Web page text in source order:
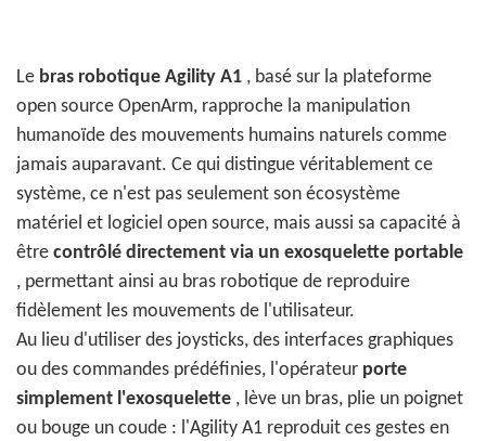
Le bras robotique Agility A1 , basé sur la plateforme
open source OpenArm, rapproche la manipulation
humanoïde des mouvements humains naturels comme
jamais auparavant. Ce qui distingue véritablement ce
système, ce n'est pas seulement son écosystème
matériel et logiciel open source, mais aussi sa capacité à
être contrôlé directement via un exosquelette portable
, permettant ainsi au bras robotique de reproduire
fidèlement les mouvements de l'utilisateur.
Au lieu d'utiliser des joysticks, des interfaces graphiques
ou des commandes prédéfinies, l'opérateur porte
simplement l'exosquelette , lève un bras, plie un poignet
ou bouge un coude : l'Agility A1 reproduit ces gestes en